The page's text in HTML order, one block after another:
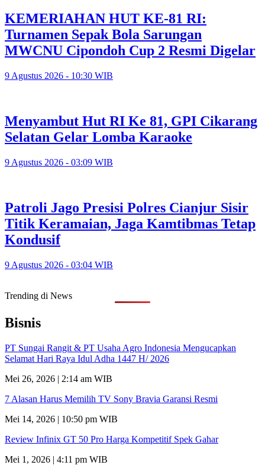
KEMERIAHAN HUT KE-81 RI:
Turnamen Sepak Bola Sarungan
MWCNU Cipondoh Cup 2 Resmi Digelar
9 Agustus 2026 - 10:30 WIB
Menyambut Hut RI Ke 81, GPI Cikarang
Selatan Gelar Lomba Karaoke
9 Agustus 2026 - 03:09 WIB
Patroli Jago Presisi Polres Cianjur Sisir
Titik Keramaian, Jaga Kamtibmas Tetap
Kondusif
9 Agustus 2026 - 03:04 WIB
Trending di News
Bisnis
PT Sungai Rangit & PT Usaha Agro Indonesia Mengucapkan
Selamat Hari Raya Idul Adha 1447 H/ 2026
Mei 26, 2026 | 2:14 am WIB
7 Alasan Harus Memilih TV Sony Bravia Garansi Resmi
Mei 14, 2026 | 10:50 pm WIB
Review Infinix GT 50 Pro Harga Kompetitif Spek Gahar
Mei 1, 2026 | 4:11 pm WIB